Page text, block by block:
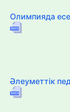
Олимпияда
Әлеуметтік